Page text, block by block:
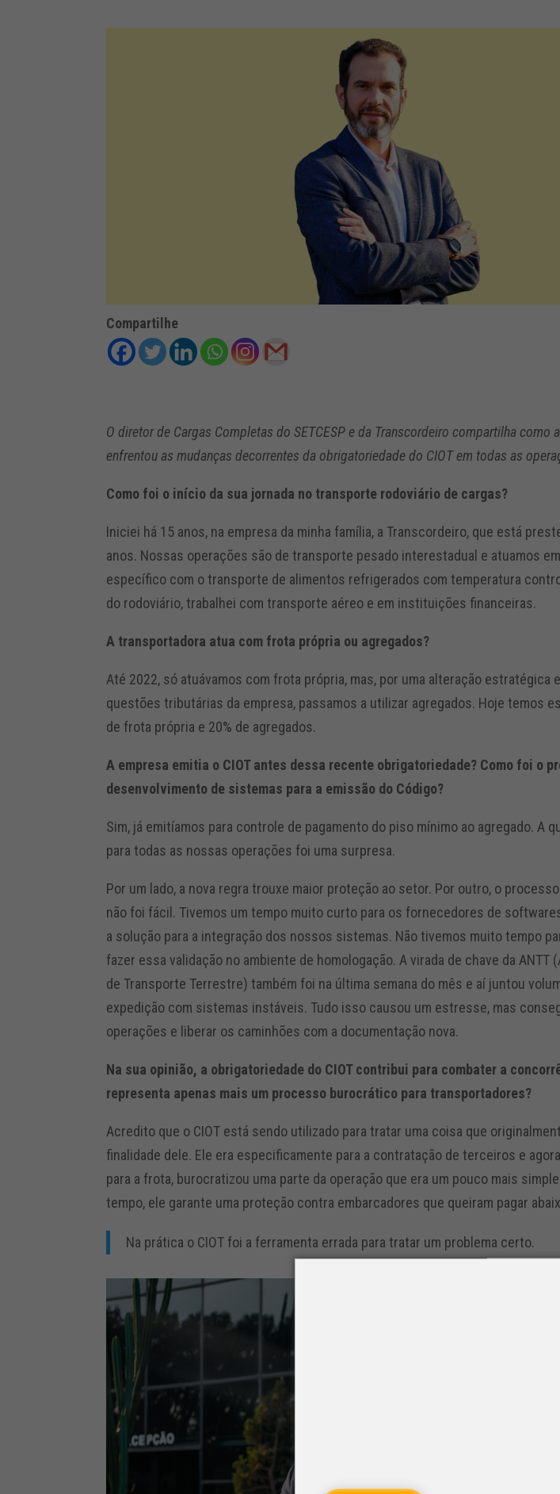
Compartilhe
O diretor de Cargas Completas do SETCESP e da Transcordeiro compartilha como
enfrentou as mudanças decorrentes da obrigatoriedade do CIOT em todas as
Como foi o início da sua jornada no transporte rodoviário de cargas?
Iniciei há 15 anos, na empresa da minha família, a Transcordeiro, que está
anos. Nossas operações são de transporte pesado interestadual e atuamos
específico com o transporte de alimentos refrigerados com temperatura
do rodoviário, trabalhei com transporte aéreo e em instituições financeiras.
A transportadora atua com frota própria ou agregados?
Até 2022, só atuávamos com frota própria, mas, por uma alteração estratégica
questões tributárias da empresa, passamos a utilizar agregados. Hoje temos
de frota própria e 20% de agregados.
A empresa emitia o CIOT antes dessa recente obrigatoriedade? Como foi o
desenvolvimento de sistemas para a emissão do Código?
Sim, já emitíamos para controle de pagamento do piso mínimo ao agregado. A
para todas as nossas operações foi uma surpresa.
Por um lado, a nova regra trouxe maior proteção ao setor. Por outro, o
não foi fácil. Tivemos um tempo muito curto para os fornecedores de
a solução para a integração dos nossos sistemas. Não tivemos muito tempo
fazer essa validação no ambiente de homologação. A virada de chave da ANTT
de Transporte Terrestre) também foi na última semana do mês e aí juntou
expedição com sistemas instáveis. Tudo isso causou um estresse, mas
operações e liberar os caminhões com a documentação nova.
Na sua opinião, a obrigatoriedade do CIOT contribui para combater a
representa apenas mais um processo burocrático para transportadores?
Acredito que o CIOT está sendo utilizado para tratar uma coisa que
finalidade dele. Ele era especificamente para a contratação de terceiros e
para a frota, burocratizou uma parte da operação que era um pouco mais
tempo, ele garante uma proteção contra embarcadores que queiram pagar
Na prática o CIOT foi a ferramenta errada para tratar um problema certo.